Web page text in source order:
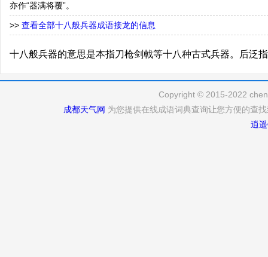
亦作“器满将覆”。
>> 查看全部十八般兵器成语接龙的信息
十八般兵器的意思是本指刀枪剑戟等十八种古式兵器。后泛
Copyright © 2015-2022
成都天气网 为您提供在线成语词典查询让您方便的查
逍